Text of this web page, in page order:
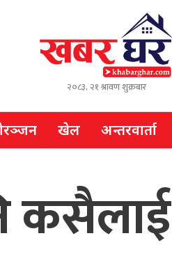
२०८३, २१ श्रावण शुक्रबार
खेल अन्तरवार्ता